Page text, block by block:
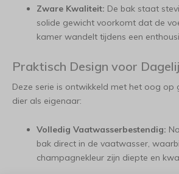
Zware Kwaliteit: De bak staat
solide gewicht voorkomt dat de
kamer wandelt tijdens een
Praktisch Design voor
Deze serie is ontwikkeld met het oog op
dier als eigenaar:
Volledig Vaatwasserbestendig:
bak direct in de vaatwasser,
champagnekleur zijn diepte en